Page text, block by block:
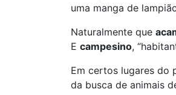
uma manga de
Naturalmente que
E campesino,
Em certos lugares do
da busca de animais